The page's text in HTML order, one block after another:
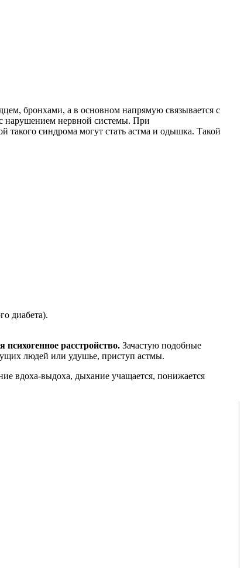
бронхами, а в основном напрямую связывается с
с нарушением нервной системы. При
такого синдрома могут стать астма и одышка. Такой
диабета).
расстройство. Зачастую подобные
людей или удушье, приступ астмы.
вдоха-выдоха, дыхание учащается, понижается